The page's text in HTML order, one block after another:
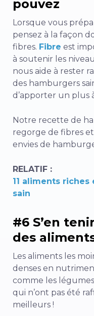
pouvez
Lorsque vous
pensez à la façon
fibres. Fibre est
à soutenir les
nous aide à rester
des hamburgers
d’apporter un plus
Notre recette de
regorge de fibres
envies de
RELATIF :
11 aliments
sain
#6 S’en
des
Les aliments les
denses en
comme les
qui n’ont pas été
meilleurs !